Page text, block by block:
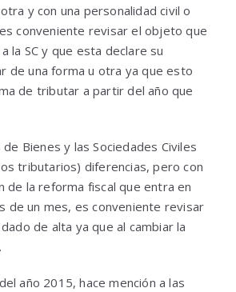
y con una personalidad civil o
conveniente revisar el objeto que
la SC y que esta declare su
de una forma u otra ya que esto
de tributar a partir del año que
de Bienes y las Sociedades Civiles
tributarios) diferencias, pero con
de la reforma fiscal que entra en
de un mes, es conveniente revisar
de alta ya que al cambiar la
año 2015, hace mención a las